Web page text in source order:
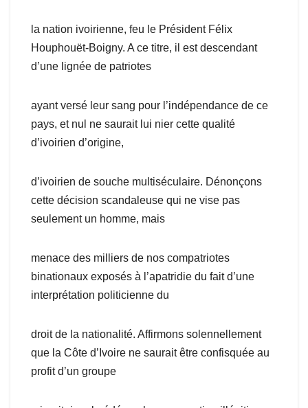
la nation ivoirienne, feu le Président Félix
Houphouët-Boigny. A ce titre, il est descendant
d’une lignée de patriotes
ayant versé leur sang pour l’indépendance de ce
pays, et nul ne saurait lui nier cette qualité
d’ivoirien d’origine,
d’ivoirien de souche multiséculaire. Dénonçons
cette décision scandaleuse qui ne vise pas
seulement un homme, mais
menace des milliers de nos compatriotes
binationaux exposés à l’apatridie du fait d’une
interprétation politicienne du
droit de la nationalité. Affirmons solennellement
que la Côte d’Ivoire ne saurait être confisquée au
profit d’un groupe